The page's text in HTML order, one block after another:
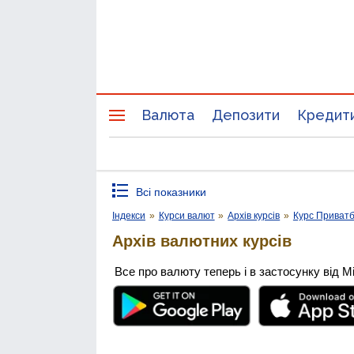
Валюта Депозити
Всі показники
Індекси » Курси валют » Архів курсів » Курс
Архів валютних курсів
Все про валюту теперь і в застосунку від